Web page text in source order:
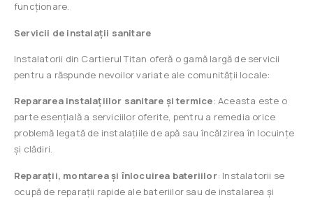
funcționare.
Servicii de instalații sanitare
Instalatorii din Cartierul Titan oferă o gamă largă de servicii
pentru a răspunde nevoilor variate ale comunității locale:
Repararea instalațiilor sanitare și termice: Aceasta este o
parte esențială a serviciilor oferite, pentru a remedia orice
problemă legată de instalațiile de apă sau încălzirea în locuințe
și clădiri.
Reparații, montarea și înlocuirea bateriilor: Instalatorii se
ocupă de reparații rapide ale bateriilor sau de instalarea și